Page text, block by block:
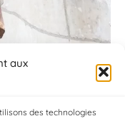
aux
des technologies